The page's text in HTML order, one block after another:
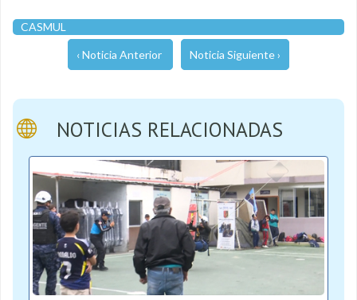
CASMUL
‹ Noticia Anterior Noticia Siguiente ›
NOTICIAS RELACIONADAS